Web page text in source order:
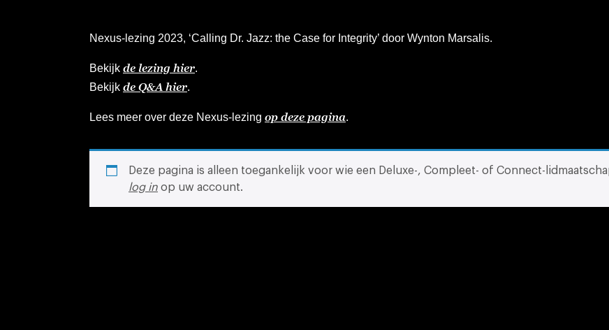
Nexus-lezing 2023, ‘Calling Dr. Jazz: the Case for Integrity’ door Wynton Marsalis.
Bekijk de lezing hier.
Bekijk de Q&A hier.
Lees meer over deze Nexus-lezing op deze pagina.
Deze pagina is alleen toegankelijk voor wie een Deluxe-, Compleet- of Connect-
log in op uw account.